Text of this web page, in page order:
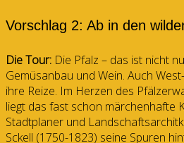
Vorschlag 2: Ab in den
Die Tour: Die Pfalz – das ist nicht
Gemüsanbau und Wein. Auch
ihre Reize. Im Herzen des
liegt das fast schon märchenhafte
Stadtplaner und
Sckell (1750-1823) seine Spuren